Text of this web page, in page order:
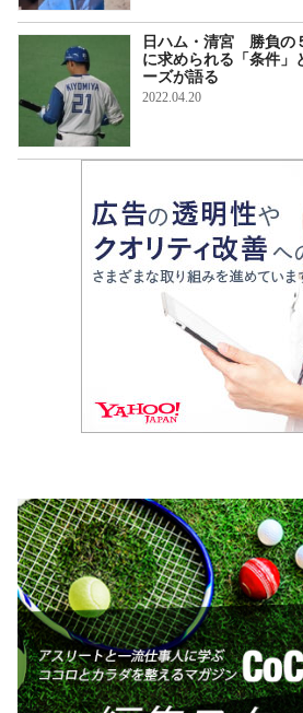
日ハム・清宮 勝負の
に求められる「条件
ーズが語る
2022.04.20